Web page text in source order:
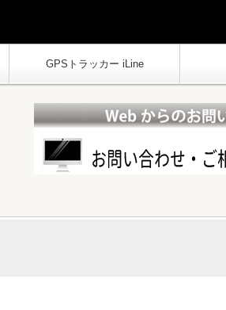
GPSトラッカー iLine